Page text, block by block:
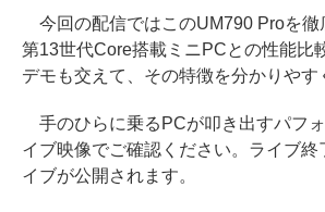
今回の配信ではこのUM790 Proを徹
第13世代Core搭載ミニPCとの性能比
デモも交えて、その特徴を分かりやす
手のひらに乗るPCが叩き出すパフ
イブ映像でご確認ください。ライブ終
イブが公開されます。